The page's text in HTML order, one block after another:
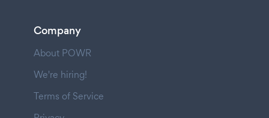
Company
About POWR
We're hiring!
Terms of Service